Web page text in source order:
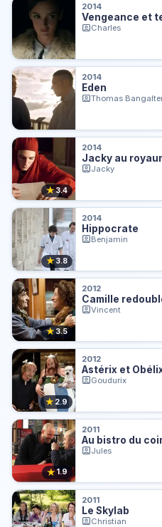
2014
Vengeance et
Charles
2014
Eden
Thomas
★3.4
2014
Jacky au
Jacky
★3.8
2014
Hippocrate
Benjamin
★3.5
2012
Camille
Vincent
★ 2.9
2012
Astérix et
Goudurix
★1.9
2011
Au bistro du
Jules
2011
Le Skylab
Christian